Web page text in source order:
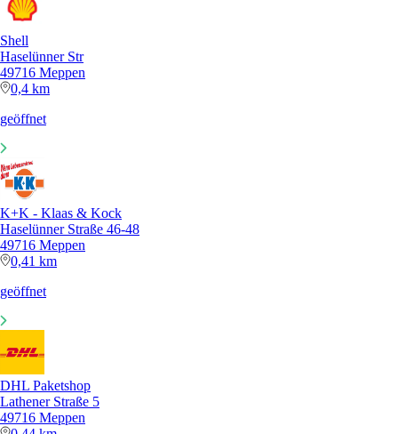
Shell
Haselünner Str
49716 Meppen
0,4 km
geöffnet
K+K - Klaas & Kock
Haselünner Straße 46-48
49716 Meppen
0,41 km
geöffnet
DHL Paketshop
Lathener Straße 5
49716 Meppen